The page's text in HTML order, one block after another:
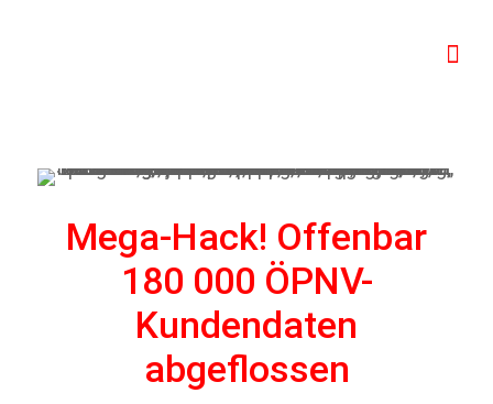
Mega-Hack! Offenbar
180 000 ÖPNV-
Kundendaten
abgeflossen